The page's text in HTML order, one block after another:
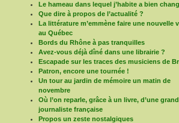
Le hameau dans lequel j’habite a bien
Que dire à propos de l’actualité ?
La littérature m’emmène faire une nouvelle
au Québec
Bords du Rhône à pas tranquilles
Avez-vous déjà dîné dans une librairie ?
Escapade sur les traces des musiciens de
Patron, encore une tournée !
Un tour au jardin de mémoire un matin de
novembre
Où l’on reparle, grâce à un livre, d’une
journaliste française
Propos un zeste nostalgiques